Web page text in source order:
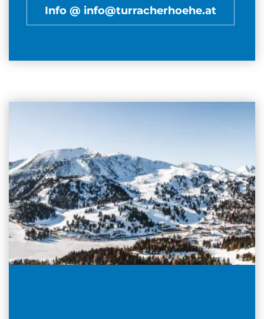
Info @ info@turracherhoehe.at